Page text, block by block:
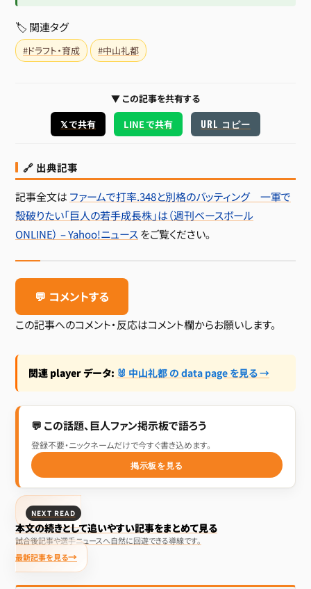
🏷 関連タグ
#ドラフト・育成 #中山礼都
▼ この記事を共有する
𝕏 で共有
LINE で共有 URL コピー
🔗 出典記事
記事全文は ファームで打率.348と別格のバッティング 一軍で
殻破りたい「巨人の若手成長株」は（週刊ベースボール
ONLINE） – Yahoo!ニュース をご覧ください。
💬 コメントする
この記事へのコメント・反応はコメント欄からお願いします。
関連 player データ: 🐰 中山礼都 の data page を見る →
💬 この話題、巨人ファン掲示板で語ろう
登録不要・ニックネームだけで今すぐ書き込めます。
掲示板を見る
NEXT READ
本文の続きとして追いやすい記事をまとめて見る
試合後記事や選手ニュースへ自然に回遊できる導線です。
最新記事を見る